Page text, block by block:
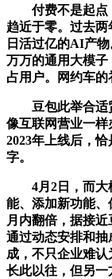
付费不是起点，
趋近于零。过去
日活过亿的AI产
万万的通用大模
占用户。网约车的
豆包此举合适贸
像互联网营业一
2023年上线后，
字。
4月2日，而大
能、添加新功能
月内翻倍，据接
通过动态安排和
成，不只企业难认
长此以往，但另